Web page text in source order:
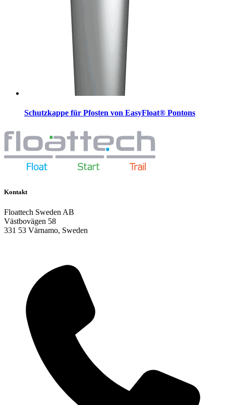
Schutzkappe für Pfosten von EasyFloat® Pontons
Kontakt
Floattech Sweden AB
Västbovägen 58
331 53 Värnamo, Sweden